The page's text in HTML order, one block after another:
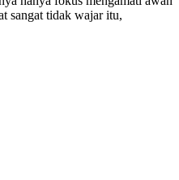
sangat tidak wajar itu,